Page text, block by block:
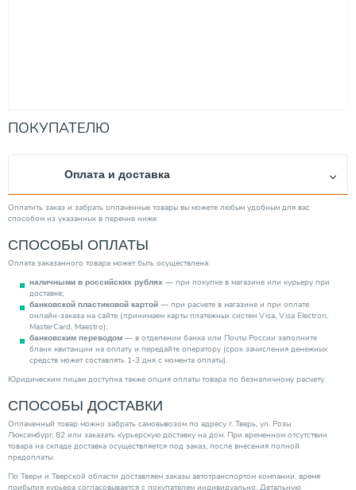
ПОКУПАТЕЛЮ
Оплата и доставка
Оплатить заказ и забрать оплаченные товары вы можете любым удобным для вас
способом из указанных в перечне ниже.
СПОСОБЫ ОПЛАТЫ
Оплата заказанного товара может быть осуществлена:
наличными в российских рублях — при покупке в магазине или курьеру при
доставке;
банковской пластиковой картой — при расчете в магазине и при оплате
онлайн-заказа на сайте (принимаем карты платежных систем Visa, Visa Electron,
MasterCard, Maestro);
банковским переводом — в отделении банка или Почты России заполните
бланк квитанции на оплату и передайте оператору (срок зачисления денежных
средств может составлять 1-3 дня с момента оплаты).
Юридическим лицам доступна также опция оплаты товара по безналичному расчету.
СПОСОБЫ ДОСТАВКИ
Оплаченный товар можно забрать самовывозом по адресу г. Тверь, ул. Розы
Люксембург, 82 или заказать курьерскую доставку на дом. При временном отсутствии
товара на складе доставка осуществляется под заказ, после внесения полной
предоплаты.
По Твери и Тверской области доставляем заказы автотранспортом компании, время
прибытия курьера согласовывается с покупателем индивидуально. Детальную